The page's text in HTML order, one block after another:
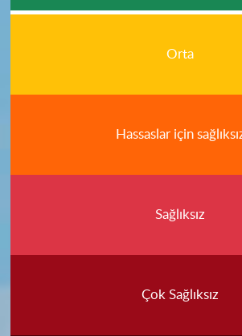
Orta
Hassaslar için
Sağlıksız
Çok Sağlıksız